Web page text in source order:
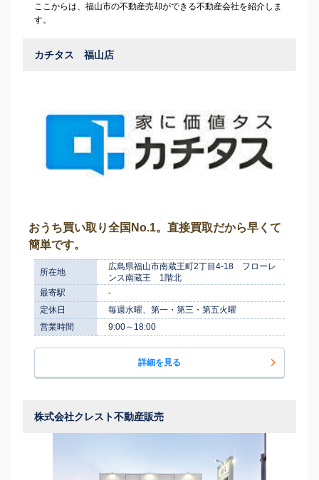
ここからは、福山市の不動産売却ができる不動産会社を紹介しま
す。
カチタス 福山店
おうち買い取り全国No.1。直接買取だから早くて
簡単です。
所在地
広島県福山市南蔵王町2丁目4-18 フローレ
ンス南蔵王 1階北
最寄駅
-
定休日
毎週水曜、第一・第三・第五火曜
営業時間
9:00～18:00
詳細を見る
株式会社クレスト不動産販売